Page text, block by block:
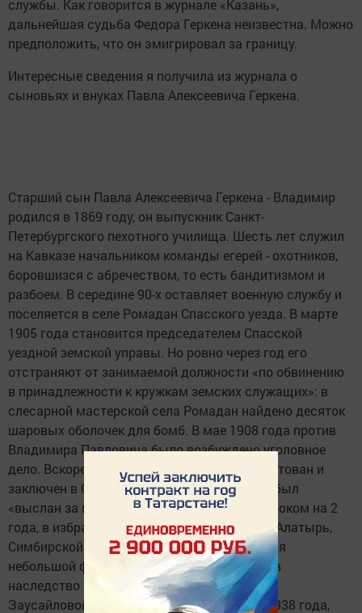
службы. Как говорится в журнале «Казань»,
дальнейшая судьба Федора Геркена неизвестна. Можно
предположить, что он эмигрировал за границу.
Интересные сведения я получила из журнала о
сыновьях и внуках Павла Алексеевича Геркена.
Старший сын Павла Алексеевича Геркена - Владимир
родился в 1869 году, он выпускник Санкт-
Петербургского пехотного училища. Шесть лет служил
на Кавказе начальником команды егерей - охотников,
боровшизся с абречеством, то есть бандитизмом и
разбоем. В середине 90-х оставляет военную службу и
поселяется в селе Ромадан Спасского уезда. В марте
1905 года становится председателем Спасской
уездной земской управы. Но ровно через год его
отстраняют от занимаемой должности «по обвинению
в принадлежности к кружкам земских служащих»: в
слесарной мастерской села Ромадан найдено десяток
шаровых оболочек для бомб. В мае 1908 года против
Владимира Павловича было возбуждено уголовное
дело. Вскоре, в августе 1908-го, он был арестован и
заключен в Свияжскую тюрьму, а в ноябре был
«выслан за пределы Казанской губернии сроком на 2
года, в избранное им местожительство в г. Алатырь,
Симбирской губернии». Там у него находился
небольшой фанерный завод, доставшийся в
наследство его жене - Антонине Васильевне
Заусайловой. И почти до конца жизни, до 1938 года,